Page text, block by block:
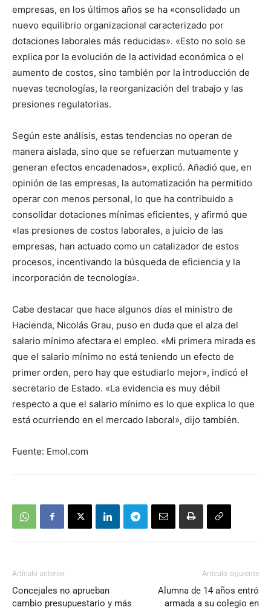
empresas, en los últimos años se ha «consolidado un
nuevo equilibrio organizacional caracterizado por
dotaciones laborales más reducidas». «Esto no solo se
explica por la evolución de la actividad económica o el
aumento de costos, sino también por la introducción de
nuevas tecnologías, la reorganización del trabajo y las
presiones regulatorias.
Según este análisis, estas tendencias no operan de
manera aislada, sino que se refuerzan mutuamente y
generan efectos encadenados», explicó. Añadió que, en
opinión de las empresas, la automatización ha permitido
operar con menos personal, lo que ha contribuido a
consolidar dotaciones mínimas eficientes, y afirmó que
«las presiones de costos laborales, a juicio de las
empresas, han actuado como un catalizador de estos
procesos, incentivando la búsqueda de eficiencia y la
incorporación de tecnología».
Cabe destacar que hace algunos días el ministro de
Hacienda, Nicolás Grau, puso en duda que el alza del
salario mínimo afectara el empleo. «Mi primera mirada es
que el salario mínimo no está teniendo un efecto de
primer orden, pero hay que estudiarlo mejor», indicó el
secretario de Estado. «La evidencia es muy débil
respecto a que el salario mínimo es lo que explica lo que
está ocurriendo en el mercado laboral», dijo también.
Fuente: Emol.com
Artículo anterior
Concejales no aprueban
cambio presupuestario y más
Artículo siguiente
Alumna de 14 años entró
armada a su colegio en